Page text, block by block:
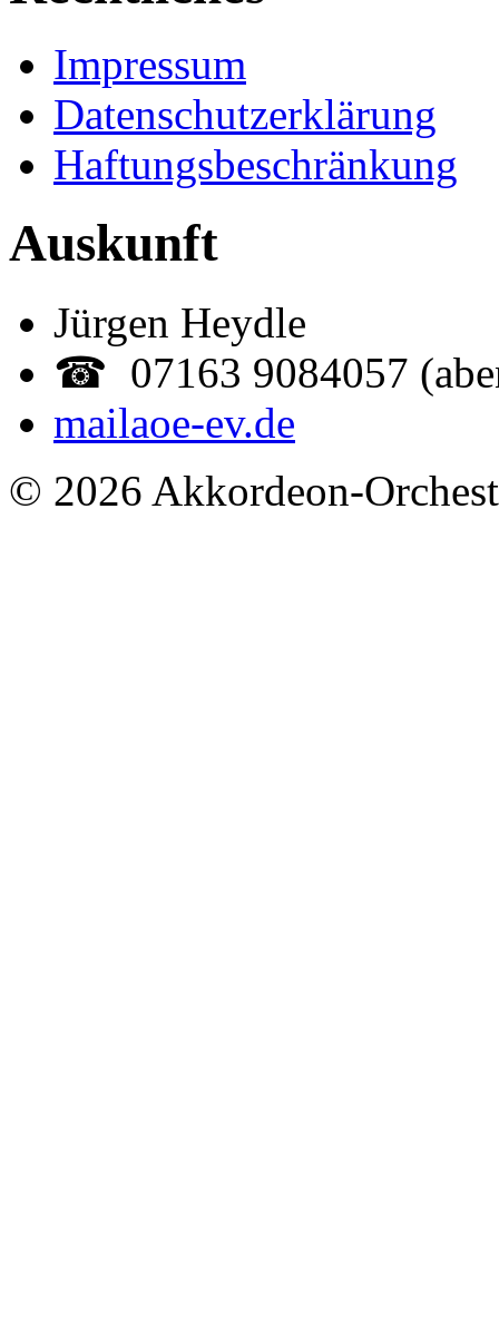
Impressum
Datenschutzerklärung
Haftungsbeschränkung
Auskunft
Jürgen Heydle
☎ 07163 9084057
mailaoe-ev.de
© 2026 Akkordeon-